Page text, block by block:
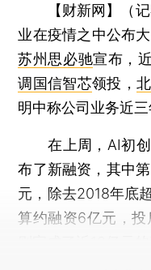
【财新网】（
业在疫情之中公布
苏州思必驰宣布，
调国信智芯领投，
明中称公司业务近
在上周，AI初创
布了新融资，其中
元，除去2018年底
算约融资6亿元，